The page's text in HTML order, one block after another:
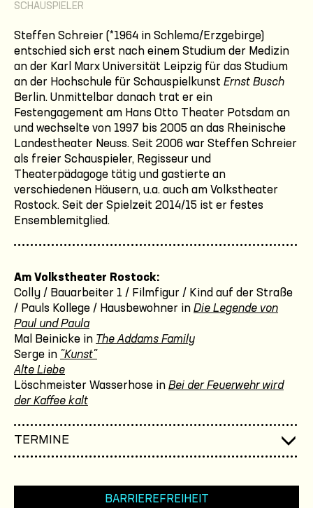
SCHAUSPIELER
Steffen Schreier (*1964 in Schlema/Erzgebirge)
entschied sich erst nach einem Studium der Medizin
an der Karl Marx Universität Leipzig für das Studium
an der Hochschule für Schauspielkunst Ernst Busch
Berlin. Unmittelbar danach trat er ein
Festengagement am Hans Otto Theater Potsdam an
und wechselte von 1997 bis 2005 an das Rheinische
Landestheater Neuss. Seit 2006 war Steffen Schreier
als freier Schauspieler, Regisseur und
Theaterpädagoge tätig und gastierte an
verschiedenen Häusern, u.a. auch am Volkstheater
Rostock. Seit der Spielzeit 2014/15 ist er festes
Ensemblemitglied.
Am Volkstheater Rostock:
Colly / Bauarbeiter 1 / Filmfigur / Kind auf der Straße
/ Pauls Kollege / Hausbewohner in Die Legende von
Paul und Paula
Mal Beinicke in The Addams Family
Serge in "Kunst"
Alte Liebe
Löschmeister Wasserhose in Bei der Feuerwehr wird
der Kaffee kalt
TERMINE
BARRIEREFREIHEIT